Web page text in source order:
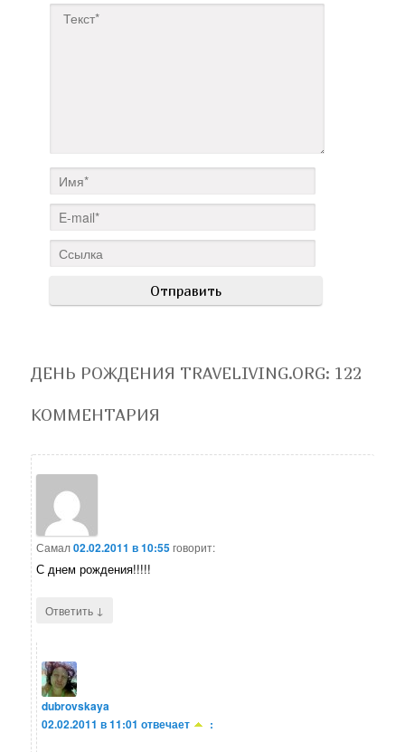
ДЕНЬ РОЖДЕНИЯ TRAVELIVING.ORG: 122
КОММЕНТАРИЯ
Самал02.02.2011 в 10:55говорит:
С днем рождения!!!!!
Ответить ↓
dubrovskaya
02.02.2011 в 11:01 отвечает :